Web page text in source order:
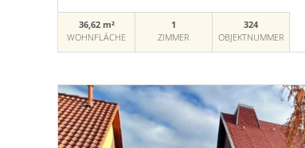
36,62 m²
WOHNFLÄCHE
1
ZIMMER
324
OBJEKTNUMMER